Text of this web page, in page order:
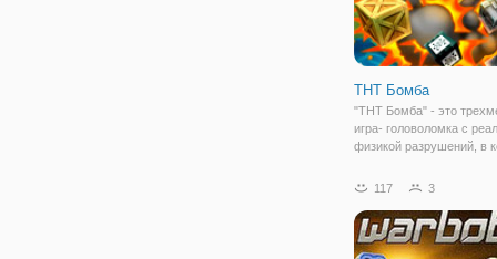
ТНТ Бомба
"ТНТ Бомба" - это
игра- головоломка с
физикой разрушений, в
различные здания! У вас
таких как: тротиловая,
отталкивающая,
117 3